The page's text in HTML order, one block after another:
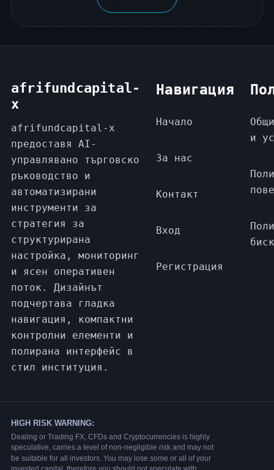
afrifundcapital-
x
afrifundcapital-x
предоставя AI-
управлявано търговско
ръководство и
автоматизирани
инструменти за
стратегия за
структурирана
настройка, мониторинг
и ясен оперативен
поток. Дизайнът
подчертава гладка
навигация, компактни
контролни елементи и
полирана интерфейс в
стил институция.
Навигация
Начало
За нас
Контакт
Вход
Регистрация
и